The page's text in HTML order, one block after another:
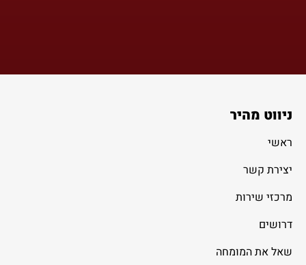
ניווט מהיר
ראשי
יצירת קשר
מרכזי שירות
דרושים
שאל את המומחה